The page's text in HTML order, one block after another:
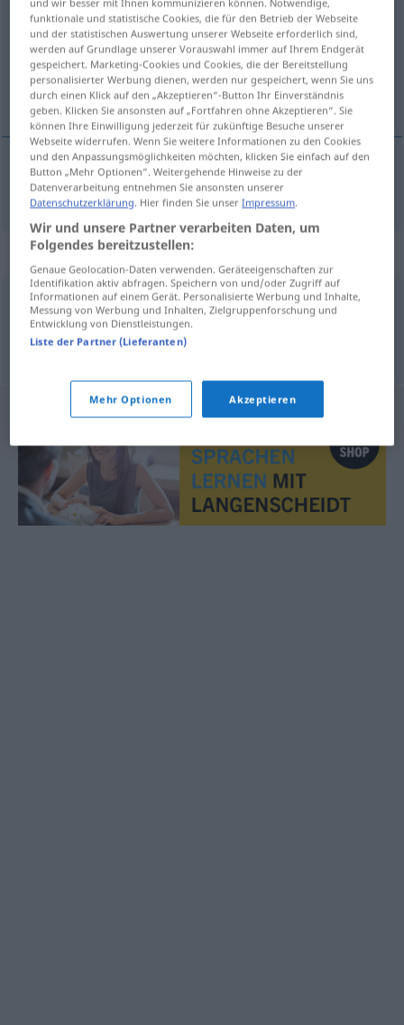
Übersicht aller Übersetzungen
(Für mehr Details die Übersetzung anklicken/antippen)
poslodavac
poslodavac Dienstherr
Synonyme für "Dienstherr"
Chef,Leiter,(der) Alte (ugs., salopp)
funktionale und statistische Cookies, die für den Betrieb der Webseite
und der statistischen Auswertung unserer Webseite erforderlich sind,
werden auf Grundlage unserer Vorauswahl immer auf Ihrem Endgerät
gespeichert. Marketing-Cookies und Cookies, die der Bereitstellung
personalisierter Werbung dienen, werden nur gespeichert, wenn Sie uns
durch einen Klick auf den „Akzeptieren“-Button Ihr Einverständnis
geben. Klicken Sie ansonsten auf „Fortfahren ohne Akzeptieren“. Sie
können Ihre Einwilligung jederzeit für zukünftige Besuche unserer
Webseite widerrufen. Wenn Sie weitere Informationen zu den Cookies
und den Anpassungsmöglichkeiten möchten, klicken Sie einfach auf den
Button „Mehr Optionen“. Weitergehende Hinweise zu der
Datenverarbeitung entnehmen Sie ansonsten unserer
Datenschutzerklärung . Hier finden Sie unserImpressum
Wir und unsere Partner verarbeiten Daten, um
Folgendes bereitzustellen:
Genaue Geolocation-Daten verwenden. Geräteeigenschaften zur
Identifikation aktiv abfragen. Speichern von und/oder Zugriff auf
Informationen auf einem Gerät. Personalisierte Werbung und Inhalte,
Messung von Werbung und Inhalten, Zielgruppenforschung und
Entwicklung von Dienstleistungen.
Liste der Partner (Lieferanten)
Mehr Optionen Akzeptieren